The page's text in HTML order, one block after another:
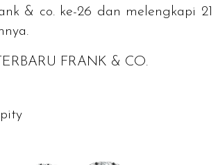
& co. ke-26 dan melengkapi 21
FRANK & CO.